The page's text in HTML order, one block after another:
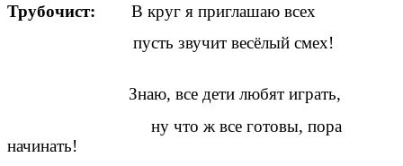
Трубочист:
В круг я приглашаю всех
пусть звучит весёлый смех!
Знаю, все дети любят играть,
ну что ж все готовы, пора
начинать!